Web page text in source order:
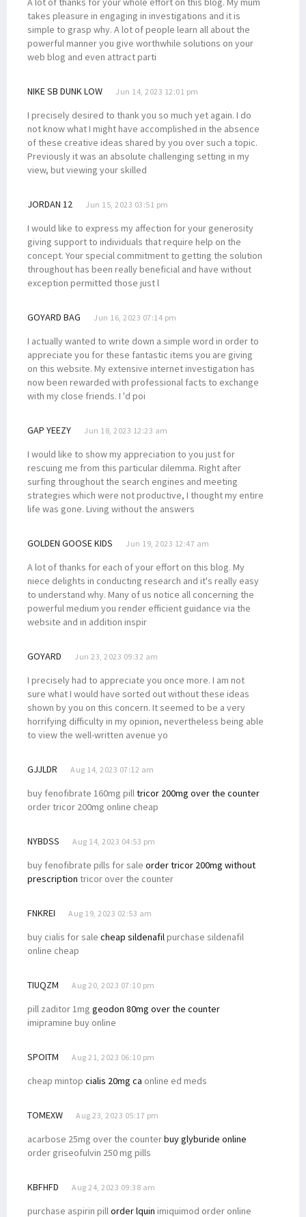
takes pleasure in engaging in investigations and it is
simple to grasp why. A lot of people learn all about the
powerful manner you give worthwhile solutions on your
web blog and even attract parti
NIKE SB DUNK LOW Jun 14, 2023 12:01 pm
I precisely desired to thank you so much yet again. I do
not know what I might have accomplished in the absence
of these creative ideas shared by you over such a topic.
Previously it was an absolute challenging setting in my
view, but viewing your skilled
JORDAN 12 Jun 15, 2023 03:51 pm
I would like to express my affection for your generosity
giving support to individuals that require help on the
concept. Your special commitment to getting the solution
throughout has been really beneficial and have without
exception permitted those just l
GOYARD BAG Jun 16, 2023 07:14 pm
I actually wanted to write down a simple word in order to
appreciate you for these fantastic items you are giving
on this website. My extensive internet investigation has
now been rewarded with professional facts to exchange
with my close friends. I 'd poi
GAP YEEZY Jun 18, 2023 12:23 am
I would like to show my appreciation to you just for
rescuing me from this particular dilemma. Right after
surfing throughout the search engines and meeting
strategies which were not productive, I thought my entire
life was gone. Living without the answers
GOLDEN GOOSE KIDS Jun 19, 2023 12:47 am
A lot of thanks for each of your effort on this blog. My
niece delights in conducting research and it's really easy
to understand why. Many of us notice all concerning the
powerful medium you render efficient guidance via the
website and in addition inspir
GOYARD Jun 23, 2023 09:32 am
I precisely had to appreciate you once more. I am not
sure what I would have sorted out without these ideas
shown by you on this concern. It seemed to be a very
horrifying difficulty in my opinion, nevertheless being able
to view the well-written avenue yo
GJJLDR Aug 14, 2023 07:12 am
buy fenofibrate 160mg pilltricor 200mg over the counter
order tricor 200mg online cheap
NYBDSS Aug 14, 2023 04:53 pm
buy fenofibrate pills for sale order tricor 200mg without
prescription tricor over the counter
FNKREI Aug 19, 2023 02:53 am
buy cialis for sale cheap sildenafilpurchase sildenafil
online cheap
TIUQZM Aug 20, 2023 07:10 pm
pill zaditor 1mg geodon 80mg over the counter
imipramine buy online
SPOITM Aug 21, 2023 06:10 pm
cheap mintop cialis 20mg ca online ed meds
TOMEXW Aug 23, 2023 05:17 pm
acarbose 25mg over the counterbuy glyburide online
order griseofulvin 250 mg pills
KBFHFD Aug 24, 2023 09:38 am
purchase aspirin pillorder lquin imiquimod order online